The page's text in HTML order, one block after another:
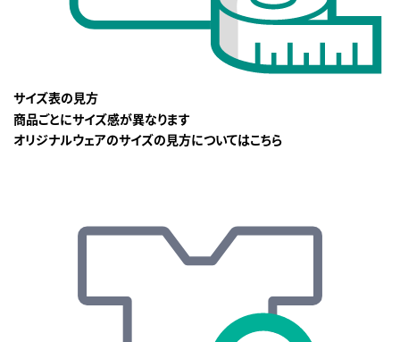
サイズ表の見方
商品ごとにサイズ感が異なります
オリジナルウェアのサイズの見方についてはこちら